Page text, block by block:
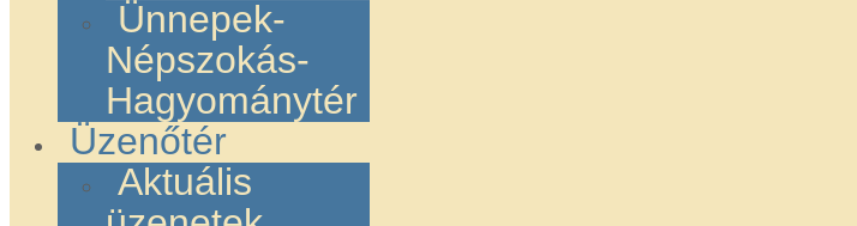
Ünnepek-
Népszokás-
Hagyománytér
Üzenőtér
Aktuális